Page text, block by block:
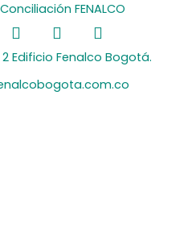
FENALCO
I
n
s
t
a
Y
o
u
u
S
p
o
i
2 Edificio Fenalco Bogotá.